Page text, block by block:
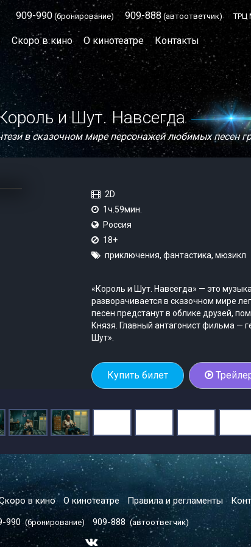
909-990 (бронирование) 909-888 (автоответчик) ТРЦ
Скоро в кино О кинотеатре Контакты
в сказочном мире персонажей любимых песен
и Шут. Навсегда
2D
1ч.59мин.
Россия
18+
приключения, фантастика, мюзикл
«Король и Шут. Навсегда» — это
разворачивается в сказочном мире
песен предстанут в облике друзей,
Князя. Главный антагонист фильма —
Шут».
Купить билет
в кино О кинотеатре Правила и регламенты
990 (бронирование) 909-888 (автоответчик)